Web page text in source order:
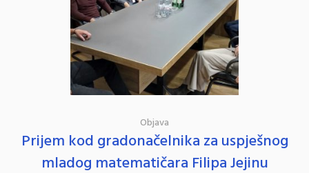
Objava
Prijem kod gradonačelnika za uspješnog
mladog matematičara Filipa Jejinu